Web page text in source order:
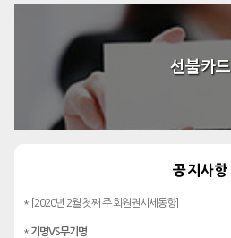
선불카드
공지사항
* [2020년 2월 첫째 주 회원권시세동향]
* 기명VS무기명